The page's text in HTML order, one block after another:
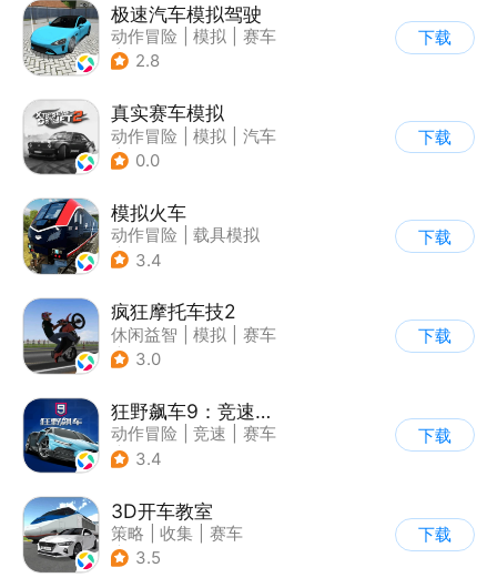
极速汽车模拟驾驶
动作冒险 模拟
赛车
| 漂移
2.8
下载
真实赛车模拟
动作冒险 模拟
汽车
| 漂移
0.0
下载
模拟火车
动作冒险
载具模拟
| 写实
3.4
下载
疯狂摩托车技2
休闲益智 模拟
赛车
| 写实
3.0
下载
狂野飙车9：竞速传奇
动作冒险 竞速
赛车
| 狂野飙车
3.4
下载
3D开车教室
策略 收集
赛车
| 写实
3.5
下载